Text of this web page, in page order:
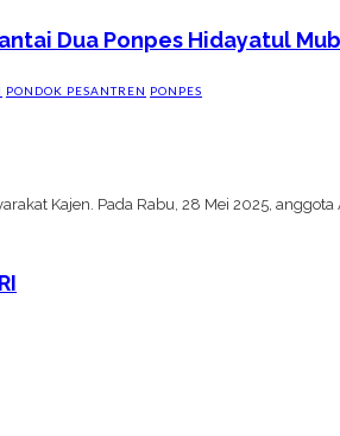
Dua Ponpes Hidayatul
PONDOK PESANTREN PONPES
Kajen. Pada Rabu, 28 Mei 2025, anggota